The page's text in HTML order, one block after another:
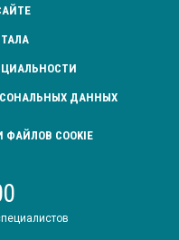
ДАННЫХ
COOKIE